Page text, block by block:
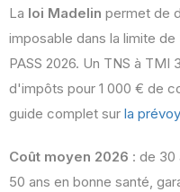
La loi Madelin permet de
imposable dans la limite
PASS 2026. Un TNS à
d'impôts pour 1 000 € de
guide complet sur la
Coût moyen 2026 : de 30
50 ans en bonne santé,